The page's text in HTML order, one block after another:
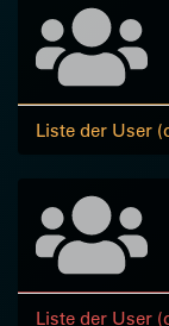
Liste der User
Liste der User